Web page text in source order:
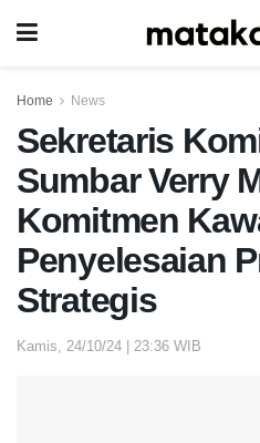
Home News
Sekretaris
Sumbar Verry
Komitmen
Penyelesaian
Strategis
Kamis, 24/10/24 | 23:36 WIB